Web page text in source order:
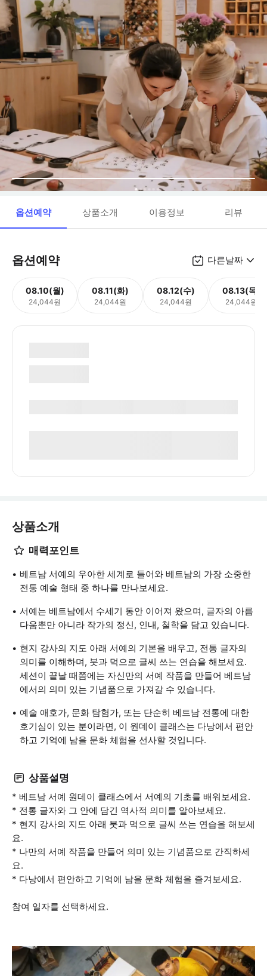
옵션예약 상품소개 이용정보 리뷰
옵션예약 다른날짜
08.10(월)
24,044원
08.11(화)
24,044원
08.12(수)
24,044원
08.13(목)
24,044원
상품소개
매력포인트
베트남 서예의 우아한 세계로 들어와 베트남의 가장 소중한
전통 예술 형태 중 하나를 만나보세요.
서예는 베트남에서 수세기 동안 이어져 왔으며, 글자의 아름
다움뿐만 아니라 작가의 정신, 인내, 철학을 담고 있습니다.
현지 강사의 지도 아래 서예의 기본을 배우고, 전통 글자의
의미를 이해하며, 붓과 먹으로 글씨 쓰는 연습을 해보세요.
세션이 끝날 때쯤에는 자신만의 서예 작품을 만들어 베트남
에서의 의미 있는 기념품으로 가져갈 수 있습니다.
예술 애호가, 문화 탐험가, 또는 단순히 베트남 전통에 대한
호기심이 있는 분이라면, 이 원데이 클래스는 다낭에서 편안
하고 기억에 남을 문화 체험을 선사할 것입니다.
상품설명
* 베트남 서예 원데이 클래스에서 서예의 기초를 배워보세요.
* 전통 글자와 그 안에 담긴 역사적 의미를 알아보세요.
* 현지 강사의 지도 아래 붓과 먹으로 글씨 쓰는 연습을 해보세
요.
* 나만의 서예 작품을 만들어 의미 있는 기념품으로 간직하세
요.
* 다낭에서 편안하고 기억에 남을 문화 체험을 즐겨보세요.
참여 일자를 선택하세요.